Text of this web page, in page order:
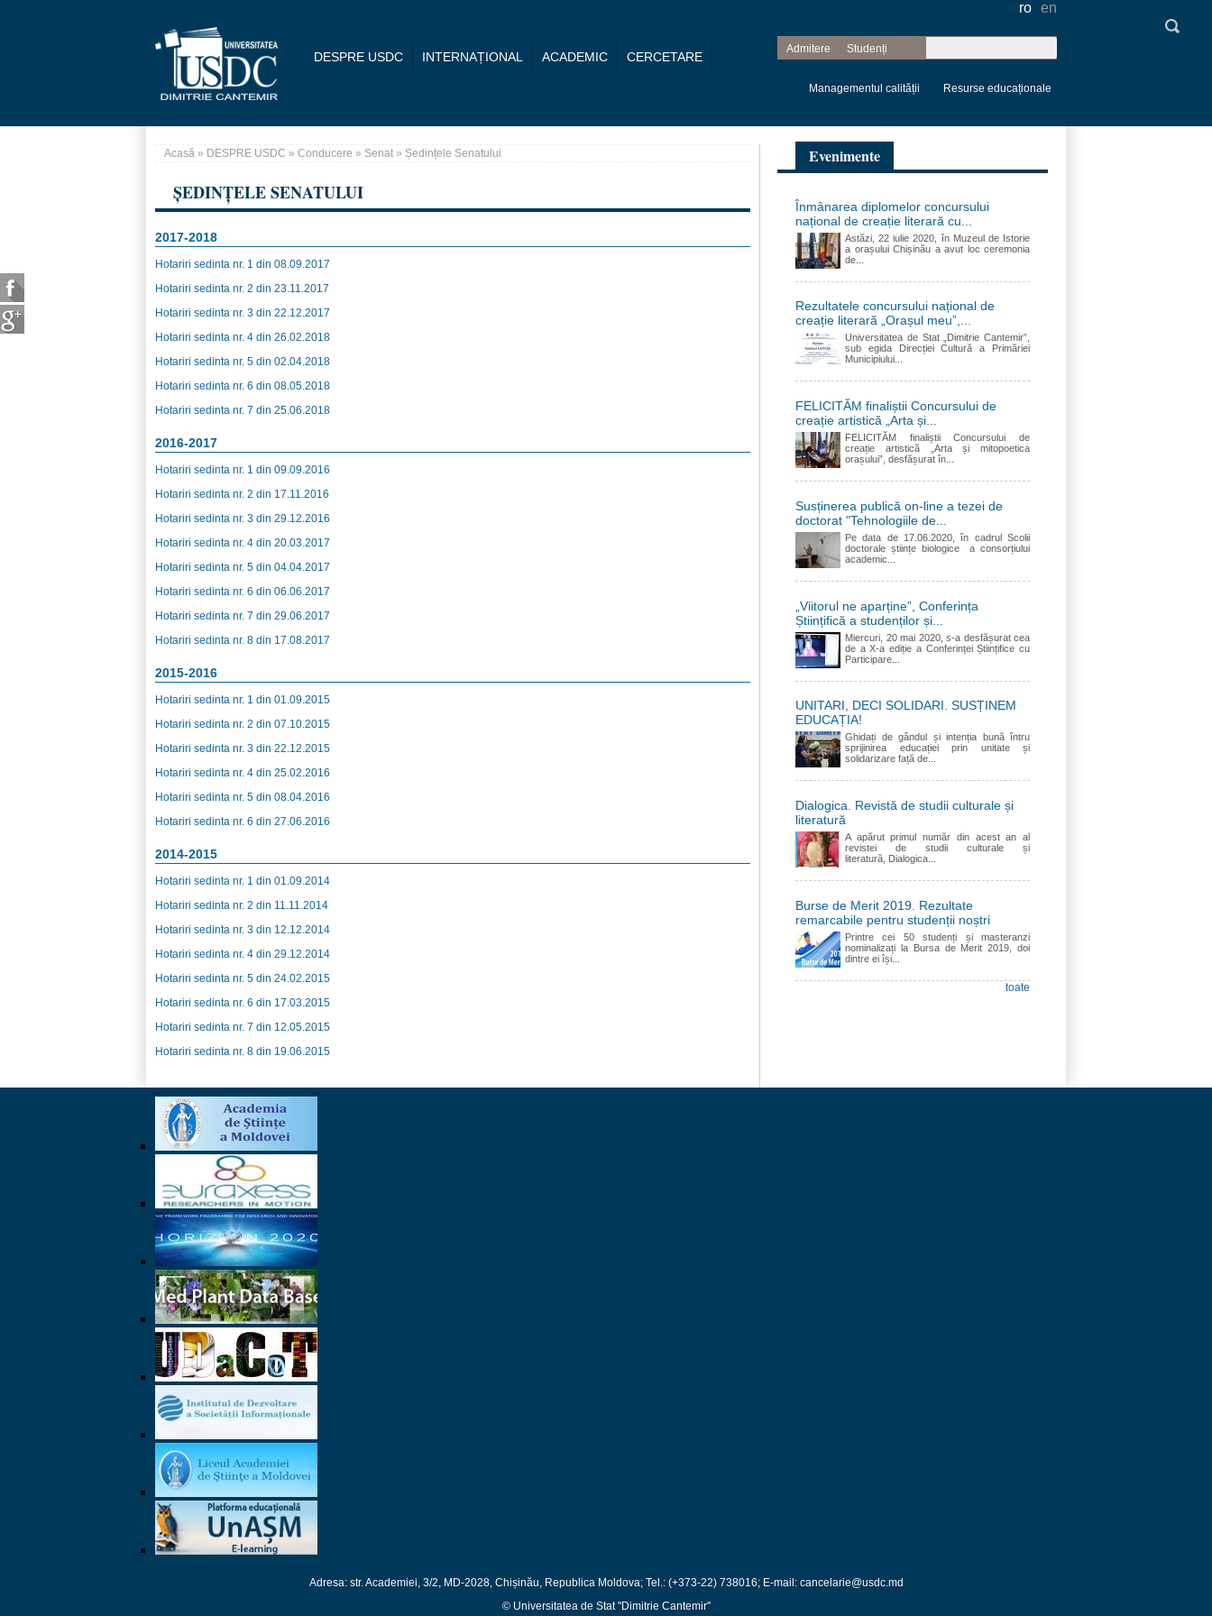
DESPRE USDC INTERNAȚIONAL ACADEMIC CERCETARE
ro en
Admitere Studenți
Formular de
căutare
Managementul calității Resurse educaționale
Acasă » DESPRE USDC » Conducere » Senat » Ședințele Senatului
ȘEDINȚELE SENATULUI
2017-2018
Hotariri sedinta nr. 1 din 08.09.2017
Hotariri sedinta nr. 2 din 23.11.2017
Hotariri sedinta nr. 3 din 22.12.2017
Hotariri sedinta nr. 4 din 26.02.2018
Hotariri sedinta nr. 5 din 02.04.2018
Hotariri sedinta nr. 6 din 08.05.2018
Hotariri sedinta nr. 7 din 25.06.2018
2016-2017
Hotariri sedinta nr. 1 din 09.09.2016
Hotariri sedinta nr. 2 din 17.11.2016
Hotariri sedinta nr. 3 din 29.12.2016
Hotariri sedinta nr. 4 din 20.03.2017
Hotariri sedinta nr. 5 din 04.04.2017
Hotariri sedinta nr. 6 din 06.06.2017
Hotariri sedinta nr. 7 din 29.06.2017
Hotariri sedinta nr. 8 din 17.08.2017
2015-2016
Hotariri sedinta nr. 1 din 01.09.2015
Hotariri sedinta nr. 2 din 07.10.2015
Hotariri sedinta nr. 3 din 22.12.2015
Hotariri sedinta nr. 4 din 25.02.2016
Hotariri sedinta nr. 5 din 08.04.2016
Hotariri sedinta nr. 6 din 27.06.2016
2014-2015
Hotariri sedinta nr. 1 din 01.09.2014
Hotariri sedinta nr. 2 din 11.11.2014
Hotariri sedinta nr. 3 din 12.12.2014
Hotariri sedinta nr. 4 din 29.12.2014
Hotariri sedinta nr. 5 din 24.02.2015
Hotariri sedinta nr. 6 din 17.03.2015
Hotariri sedinta nr. 7 din 12.05.2015
Hotariri sedinta nr. 8 din 19.06.2015
Evenimente
Înmânarea diplomelor concursului
național de creație literară cu...
Astăzi, 22 iulie 2020, în Muzeul de Istorie
a orașului Chișinău a avut loc ceremonia
de...
Rezultatele concursului național de
creație literară „Orașul meu”,...
Universitatea de Stat „Dimitrie Cantemir”,
sub egida Direcției Cultură a Primăriei
Municipiului...
FELICITĂM finaliștii Concursului de
creație artistică „Arta și...
FELICITĂM finaliștii Concursului de
creație artistică „Arta și mitopoetica
orașului”, desfășurat în...
Susținerea publică on-line a tezei de
doctorat "Tehnologiile de...
Pe data de 17.06.2020, în cadrul Scolii
doctorale științe biologice a consorțiului
academic...
„Viitorul ne aparține”, Conferința
Științifică a studenților și...
Miercuri, 20 mai 2020, s-a desfășurat cea
de a X-a ediție a Conferinței Științifice cu
Participare...
UNITARI, DECI SOLIDARI. SUSȚINEM
EDUCAȚIA!
Ghidați de gândul și intenția bună întru
sprijinirea educației prin unitate și
solidarizare față de...
Dialogica. Revistă de studii culturale și
literatură
A apărut primul număr din acest an al
revistei de studii culturale și
literatură, Dialogica...
Burse de Merit 2019. Rezultate
remarcabile pentru studenții noștri
Printre cei 50 studenți și masteranzi
nominalizați la Bursa de Merit 2019, doi
dintre ei își...
toate
Adresa: str. Academiei, 3/2, MD-2028, Chișinău, Republica Moldova; Tel.: (+373-22) 738016; E-mail: cancelarie@usdc.md
© Universitatea de Stat "Dimitrie Cantemir"